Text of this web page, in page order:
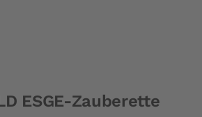
ESGE-Zauberette